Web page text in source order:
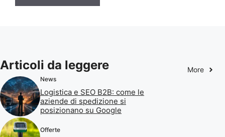
Articoli da leggere More
News
Logistica e SEO B2B: come le
aziende di spedizione si
posizionano su Google
Offerte